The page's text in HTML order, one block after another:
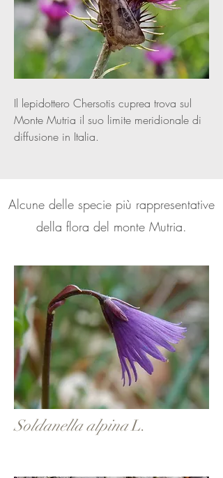
Il lepidottero Chersotis cuprea trova sul
Monte Mutria il suo limite meridionale di
diffusione in Italia.
Alcune delle specie più rappresentative
della flora del monte Mutria.
Soldanella alpinaL.